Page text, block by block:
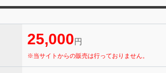
25,000 円
※当サイトからの販売は行っておりません。